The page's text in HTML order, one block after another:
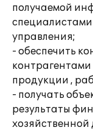
получаемой
управления;
- обеспечить
продукции ,
- получать
результаты
хозяйственной